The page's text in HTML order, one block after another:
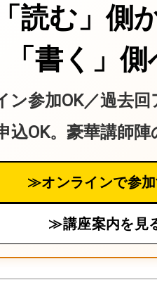
「読む」側
「書く」
ン参加OK／過去
込OK。豪華講師
≫オンラインで参
≫講座案内を見